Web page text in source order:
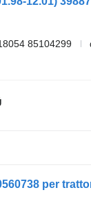
85104299
per